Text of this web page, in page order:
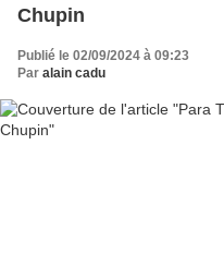
Chupin
Publié le 02/09/2024 à 09:23
Par alain cadu